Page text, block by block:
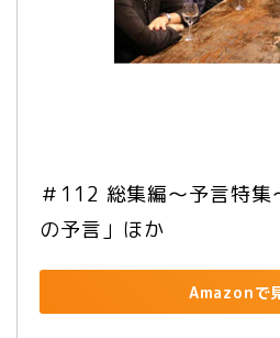
＃112 総集編〜予言特集
の予言」ほか
Amazonで